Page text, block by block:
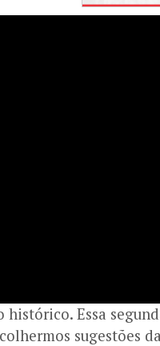
histórico. Essa
sugestões